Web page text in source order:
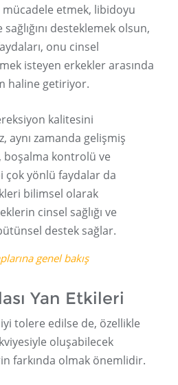
etmek, libidoyu
desteklemek olsun,
onu cinsel
isteyen erkekler arasında
haline getiriyor.
kalitesini
aynı zamanda gelişmiş
boşalma kontrolü ve
yönlü faydalar da
bilimsel olarak
cinsel sağlığı ve
destek sağlar.
genel bakış
Yan Etkileri
tolere edilse de, özellikle
oluşabilecek
farkında olmak önemlidir.